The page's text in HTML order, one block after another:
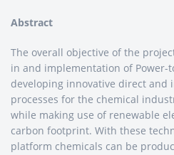
Abstract
The overall objective of the
in and implementation of Power-
developing innovative direct and
processes for the chemical
while making use of renewable
carbon footprint. With these
platform chemicals can be